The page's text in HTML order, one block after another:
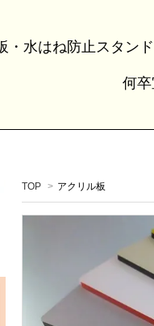
水はね防止スタンド
何卒
TOP > アクリル板